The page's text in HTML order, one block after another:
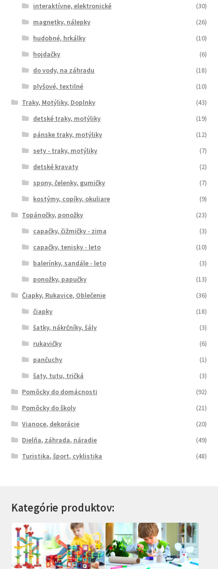
interaktívne, elektronické
(30)
magnetky, nálepky
(26)
hudobné, hrkálky
(10)
hojdačky
(6)
do vody, na záhradu
(18)
plyšové, textilné
(10)
Traky, Motýliky, Doplnky
(43)
detské traky, motýliky
(19)
pánske traky, motýliky
(12)
sety - traky, motýliky
(7)
detské kravaty
(2)
spony, čelenky, gumičky
(7)
kostýmy, copíky, okuliare
(9)
Topánočky, ponožky
(23)
capačky, čižmičky - zima
(3)
capačky, tenisky - leto
(10)
balerínky, sandále - leto
(3)
ponožky, papučky
(13)
Čiapky, Rukavice, Oblečenie
(36)
čiapky
(18)
šatky, nákrčníky, šály
(3)
rukavičky
(6)
pančuchy
(1)
šaty, tutu, tričká
(3)
Pomôcky do domácnosti
(92)
Pomôcky do školy
(21)
Vianoce, dekorácie
(20)
Dielňa, záhrada, náradie
(49)
Turistika, šport, cyklistika
(48)
Kategórie produktov: